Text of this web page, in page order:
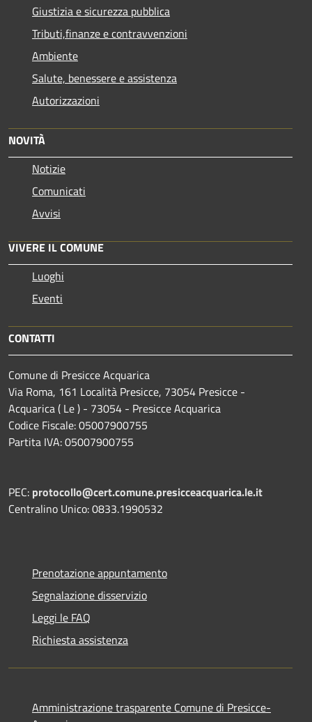
Giustizia e sicurezza pubblica
Tributi,finanze e contravvenzioni
Ambiente
Salute, benessere e assistenza
Autorizzazioni
NOVITÀ
Notizie
Comunicati
Avvisi
VIVERE IL COMUNE
Luoghi
Eventi
CONTATTI
Comune di Presicce Acquarica
Via Roma, 161 Località Presicce, 73054 Presicce -
Acquarica ( Le ) - 73054 - Presicce Acquarica
Codice Fiscale: 05007900755
Partita IVA: 05007900755
PEC: protocollo@cert.comune.presicceacquarica.le.it
Centralino Unico: 0833.1990532
Prenotazione appuntamento
Segnalazione disservizio
Leggi le FAQ
Richiesta assistenza
Amministrazione trasparente Comune di Presicce-